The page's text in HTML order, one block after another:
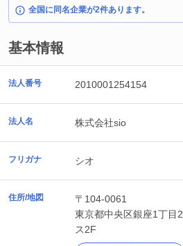
全国に同名企業が2件あります。
基本情報
法人番号 2010001254154
法人名 株式会社sio
フリガナ シオ
住所/地図
〒104-0061
東京都中央区銀座1丁目
ス2F